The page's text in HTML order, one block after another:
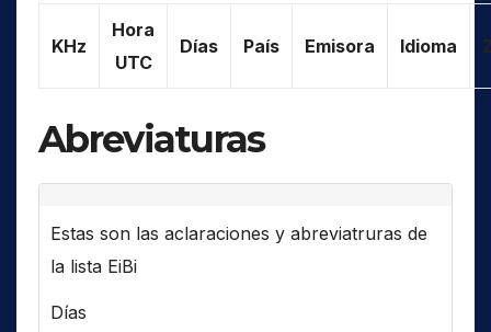
KHz
Hora
UTC
Días País Emisora Idioma
Abreviaturas
Estas son las aclaraciones y abreviatruras de
la lista EiBi
Días